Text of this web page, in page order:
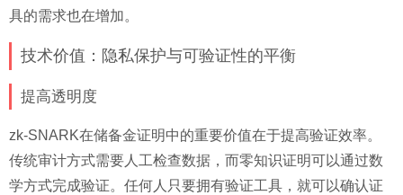
具的需求也在增加。
技术价值：隐私保护与可验证性的平衡
提高透明度
zk-SNARK在储备金证明中的重要价值在于提高验证效率。
传统审计方式需要人工检查数据，而零知识证明可以通过数
学方式完成验证。任何人只要拥有验证工具，就可以确认证